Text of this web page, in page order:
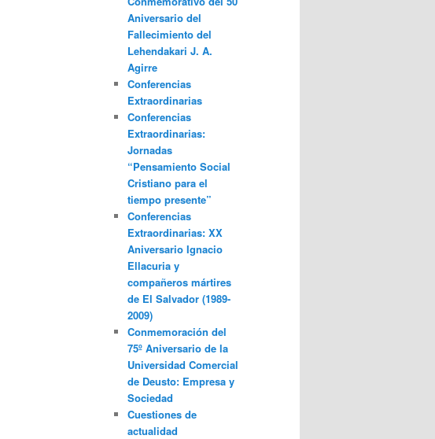
Aniversario del
Fallecimiento del
Lehendakari J. A.
Agirre
Conferencias
Extraordinarias
Conferencias
Extraordinarias:
Jornadas
“Pensamiento Social
Cristiano para el
tiempo presente”
Conferencias
Extraordinarias: XX
Aniversario Ignacio
Ellacuria y
compañeros mártires
de El Salvador (1989-
2009)
Conmemoración del
75º Aniversario de la
Universidad Comercial
de Deusto: Empresa y
Sociedad
Cuestiones de
actualidad